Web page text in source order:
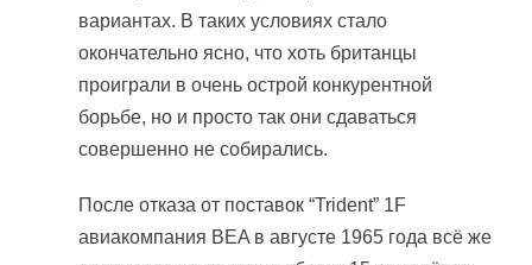
вариантах. В таких условиях стало
окончательно ясно, что хоть британцы
проиграли в очень острой конкурентной
борьбе, но и просто так они сдаваться
совершенно не собирались.
После отказа от поставок “Trident” 1F
авиакомпания BEA в августе 1965 года всё же